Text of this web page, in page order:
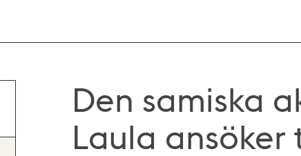
Den samiska
Laula ansöker